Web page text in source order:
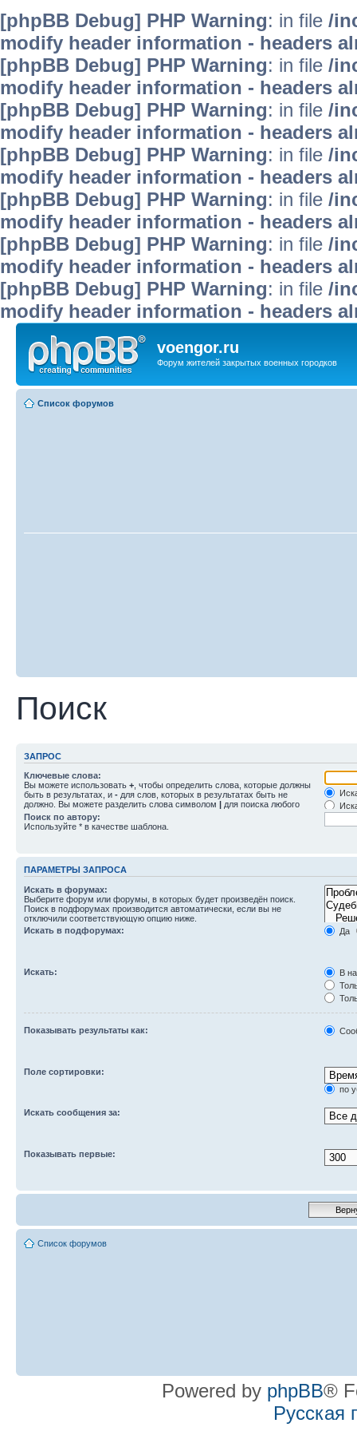
[phpBB Debug] PHP Warning: in file /
modify header information - headers
[phpBB Debug] PHP Warning: in file /
modify header information - headers
[phpBB Debug] PHP Warning: in file /
modify header information - headers
[phpBB Debug] PHP Warning: in file /
modify header information - headers
[phpBB Debug] PHP Warning: in file /
modify header information - headers
[phpBB Debug] PHP Warning: in file /
modify header information - headers
[phpBB Debug] PHP Warning: in file /
modify header information - headers
voengor.ru
Форум жителей закрытых военных городков
Список форумов
Поиск
ЗАПРОС
Ключевые слова:
Вы можете использовать + , чтобы определить слова, которые должны
быть в результатах, и - для слов, которых в результатах быть не
должно. Вы можете разделить слова символом | для поиска любого
слова из списка. Используйте
совпадения.
Поиск по автору:
Используйте * в качестве шаблона.
ПАРАМЕТРЫ ЗАПРОСА
Искать в форумах:
Выберите форум или форумы, в которых будет произведён поиск.
Поиск в подфорумах производится автоматически, если вы не
отключили соответствующую опцию ниже.
Искать в подфорумах:
Да
Искать:
В
Показывать результаты как:
Поле сортировки:
по
Искать сообщения за:
Показывать первые:
Список форумов
Powered by phpBB®
Русская